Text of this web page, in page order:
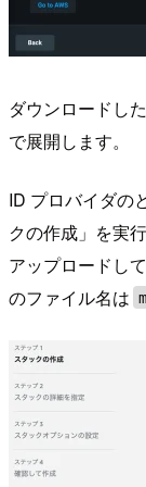
ダウンロードし
で展開します。
ID プロバイダの
クの作成」を実
アップロードし
のファイル名は